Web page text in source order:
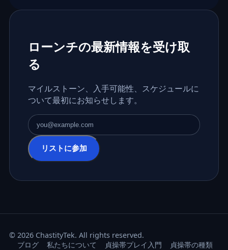
ローンチの最新情報を受け取
る
マイルストーン、入手可能性、スケジュールに
ついて最初にお知らせします。
メールアドレス
リストに参加
© 2026 ChastityTek. All rights reserved.
ブログ
私たちについて 貞操帯プレイ入門
貞操帯の種類